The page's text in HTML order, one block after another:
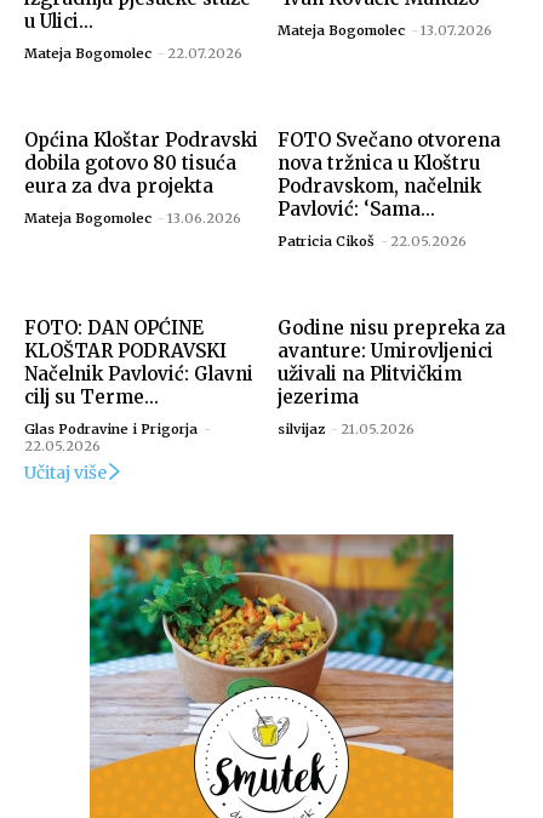
Snimio Dino Šef.
Snimio Dino Šef.
u Ulici...
Mateja Bogomolec - 22.07.2026
Mateja Bogomolec - 13.07.2026
Općina Kloštar Podravski
dobila gotovo 80 tisuća
eura za dva projekta
Mateja Bogomolec - 13.06.2026
FOTO Svečano otvorena
nova tržnica u Kloštru
Podravskom, načelnik
Pavlović: ‘Sama...
Patricia Cikoš - 22.05.2026
FOTO: DAN OPĆINE
KLOŠTAR PODRAVSKI
Načelnik Pavlović: Glavni
cilj su Terme...
Glas Podravine i Prigorja -
22.05.2026
Godine nisu prepreka za
avanture: Umirovljenici
uživali na Plitvičkim
jezerima
silvijaz - 21.05.2026
Učitaj više